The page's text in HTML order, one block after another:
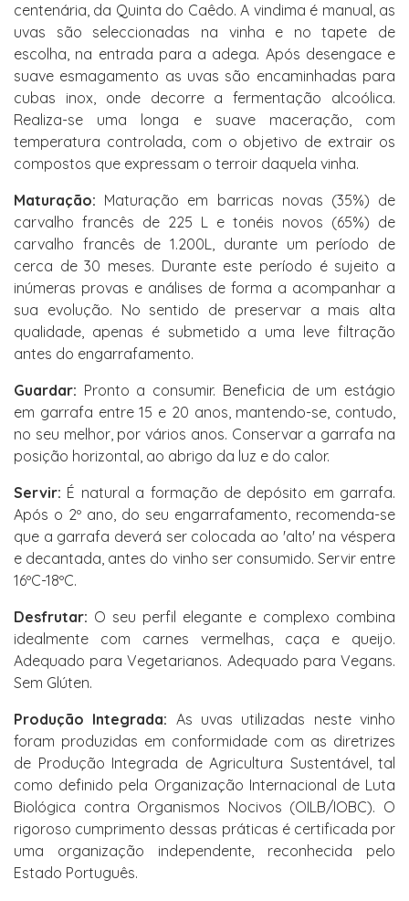
centenária, da Quinta do Caêdo. A vindima é manual, as
uvas são seleccionadas na vinha e no tapete de
escolha, na entrada para a adega. Após desengace e
suave esmagamento as uvas são encaminhadas para
cubas inox, onde decorre a fermentação alcoólica.
Realiza-se uma longa e suave maceração, com
temperatura controlada, com o objetivo de extrair os
compostos que expressam o terroir daquela vinha.
Maturação: Maturação em barricas novas (35%) de
carvalho francês de 225 L e tonéis novos (65%) de
carvalho francês de 1.200L, durante um período de
cerca de 30 meses. Durante este período é sujeito a
inúmeras provas e análises de forma a acompanhar a
sua evolução. No sentido de preservar a mais alta
qualidade, apenas é submetido a uma leve filtração
antes do engarrafamento.
Guardar: Pronto a consumir. Beneficia de um estágio
em garrafa entre 15 e 20 anos, mantendo-se, contudo,
no seu melhor, por vários anos. Conservar a garrafa na
posição horizontal, ao abrigo da luz e do calor.
Servir: É natural a formação de depósito em garrafa.
Após o 2º ano, do seu engarrafamento, recomenda-se
que a garrafa deverá ser colocada ao 'alto' na véspera
e decantada, antes do vinho ser consumido. Servir entre
16ºC-18ºC.
Desfrutar: O seu perfil elegante e complexo combina
idealmente com carnes vermelhas, caça e queijo.
Adequado para Vegetarianos. Adequado para Vegans.
Sem Glúten.
Produção Integrada: As uvas utilizadas neste vinho
foram produzidas em conformidade com as diretrizes
de Produção Integrada de Agricultura Sustentável, tal
como definido pela Organização Internacional de Luta
Biológica contra Organismos Nocivos (OILB/IOBC). O
rigoroso cumprimento dessas práticas é certificada por
uma organização independente, reconhecida pelo
Estado Português.